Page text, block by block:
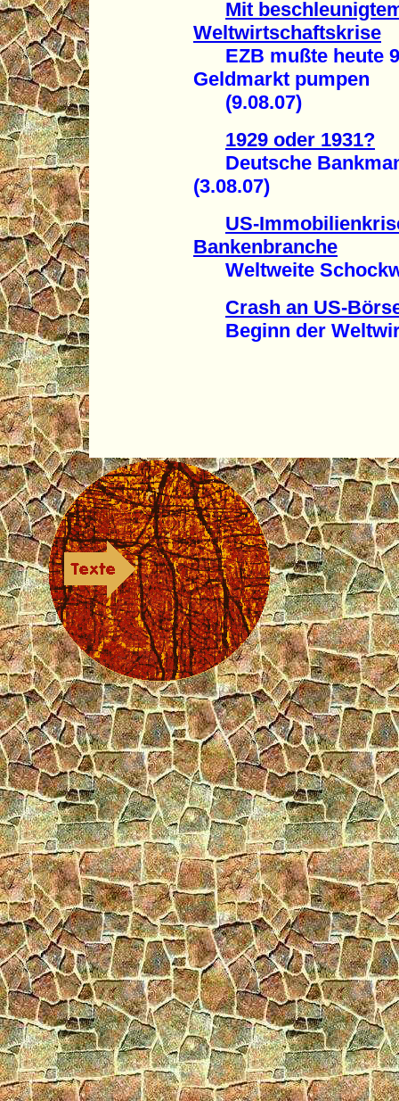
Mit
Weltwirtschaftskrise
EZB mußte heute
Geldmarkt pumpen
(9.08.07)
1929 oder 1931?
Deutsche
(3.08.07)
US-
Bankenbranche
Weltweite
Crash an US-
Beginn der